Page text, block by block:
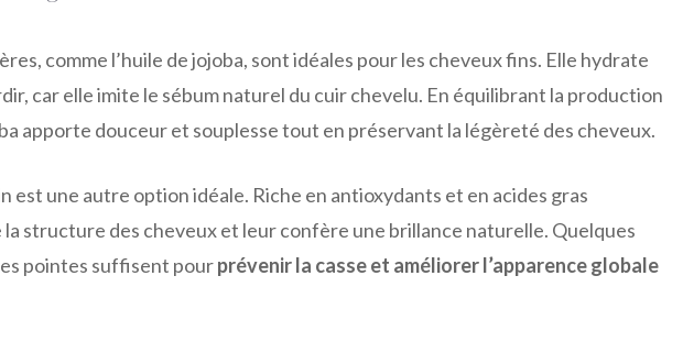
comme l’huile de jojoba, sont idéales pour les cheveux fins. Elle hydrate
car elle imite le sébum naturel du cuir chevelu. En équilibrant la production
apporte douceur et souplesse tout en préservant la légèreté des cheveux.
est une autre option idéale. Riche en antioxydants et en acides gras
structure des cheveux et leur confère une brillance naturelle. Quelques
pointes suffisent pourprévenir la casse et améliorer l’apparence globale